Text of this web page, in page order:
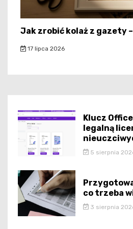
Jak zrobić kolaż z gazety
17 lipca 2026
Klucz
legalną
5 sierpnia
co trzeba
3 sierpnia